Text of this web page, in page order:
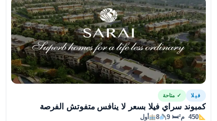
فيلا ✓ متاحة
كمبوند سراي فيلا بسعر لا ينافس متفوتش الفرصة
450 م² 🛏 9
8 أول